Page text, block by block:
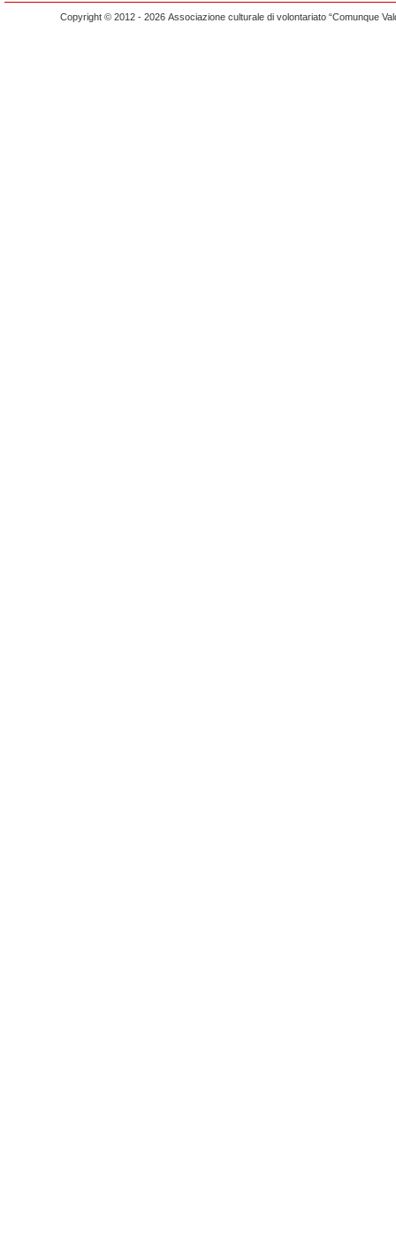
Copyright © 2012 - 2026 Associazione culturale di volontariato “Comunque